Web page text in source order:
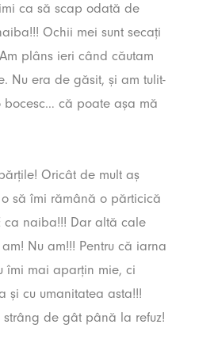
ca să scap odată de
Ochii mei sunt secați
plâns ieri când căutam
Nu era de găsit, și am tulit-
bocesc… că poate așa mă
Oricât de mult aș
să îmi rămână o părticică
ca naiba!!! Dar altă cale
Nu am!!! Pentru că iarna
îmi mai aparțin mie, ci
și cu umanitatea asta!!!
strâng de gât până la refuz!